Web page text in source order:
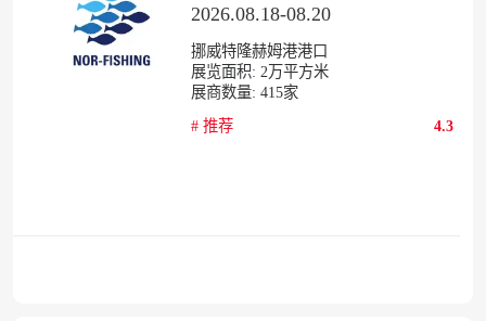
2026.08.18-08.20
挪威特隆赫姆港港口
展览面积: 2 万平方米
展商数量: 415家
# 推荐 4.3